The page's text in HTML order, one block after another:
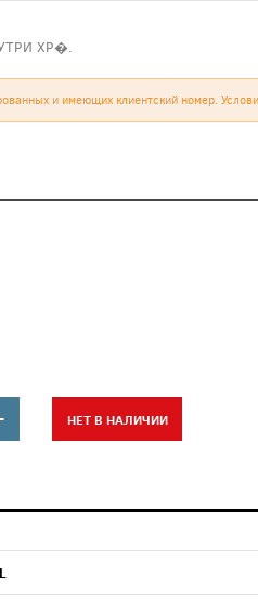
ХР�.
и имеющих клиентский номер.
НЕТ В НАЛИЧИИ